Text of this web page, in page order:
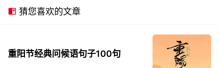
猜您喜欢的文章
重阳节经典问候语句子100句